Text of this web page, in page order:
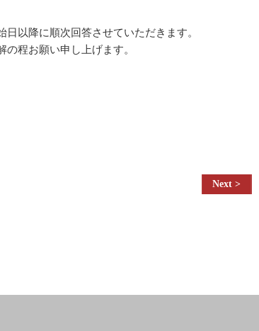
以降に順次回答させていただきます。
程お願い申し上げます。